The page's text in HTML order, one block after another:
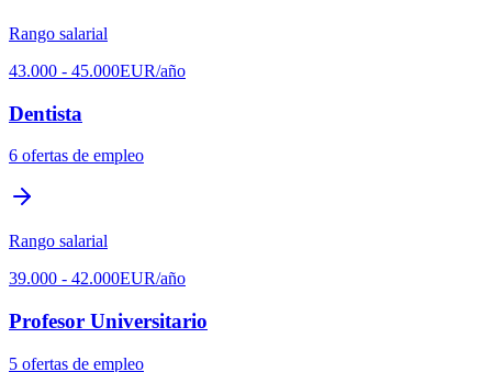
Rango salarial
43.000 - 45.000EUR/año
Dentista
6 ofertas de empleo
Rango salarial
39.000 - 42.000EUR/año
Profesor Universitario
5 ofertas de empleo